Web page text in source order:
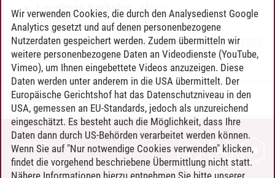
Leuphana Bachelor-Major
Politikwissenschaft (ab WiSe 16/17)-
Vertiefung: Politikfeldanalyse: Policy-Prozesse
Timo Leder/30.06.2024
KONTAKT
LEUPHANA ALS ARBEITGEBER
Wir verwenden Cookies, die durch den Analysedienst Google
Analytics gesetzt und auf denen personenbezogene
Nutzerdaten gespeichert werden. Zudem übermitteln wir
weitere personenbezogene Daten an Videodienste (YouTube,
Vimeo), um Ihnen eingebettete Videos anzuzeigen. Diese
Daten werden unter anderem in die USA übermittelt. Der
Europäische Gerichtshof hat das Datenschutzniveau in den
USA, gemessen an EU-Standards, jedoch als unzureichend
eingeschätzt. Es besteht auch die Möglichkeit, dass Ihre
Daten dann durch US-Behörden verarbeitet werden können.
Wenn Sie auf "Nur notwendige Cookies verwenden" klicken,
findet die vorgehend beschriebene Übermittlung nicht statt.
Nähere Informationen hierzu entnehmen Sie bitte unserer